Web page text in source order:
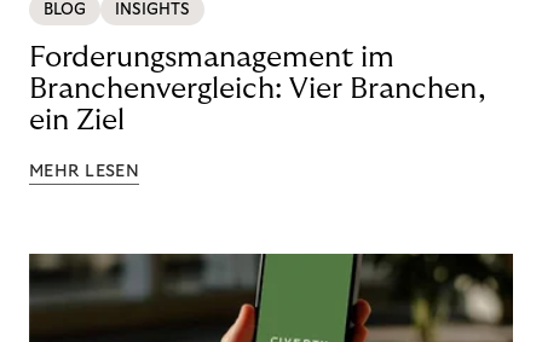
BLOG INSIGHTS
Forderungsmanagement im
Branchenvergleich: Vier Branchen,
ein Ziel
MEHR LESEN